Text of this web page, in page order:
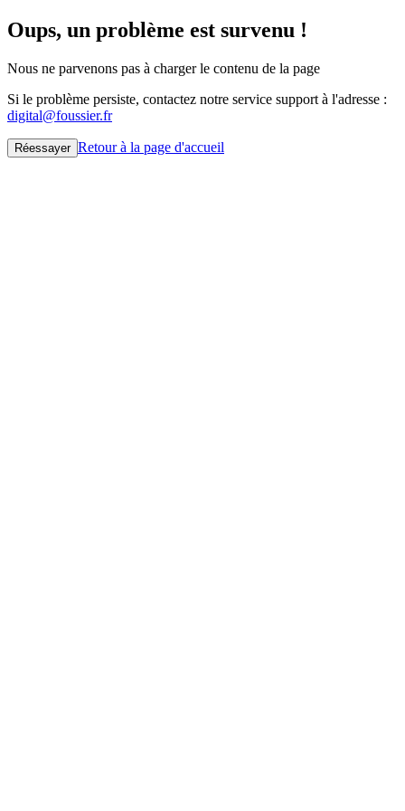
Oups, un problème est survenu !
Nous ne parvenons pas à charger le contenu de la page
Si le problème persiste, contactez notre service support à l'adresse :
digital@foussier.fr
Réessayer Retour à la page d'accueil